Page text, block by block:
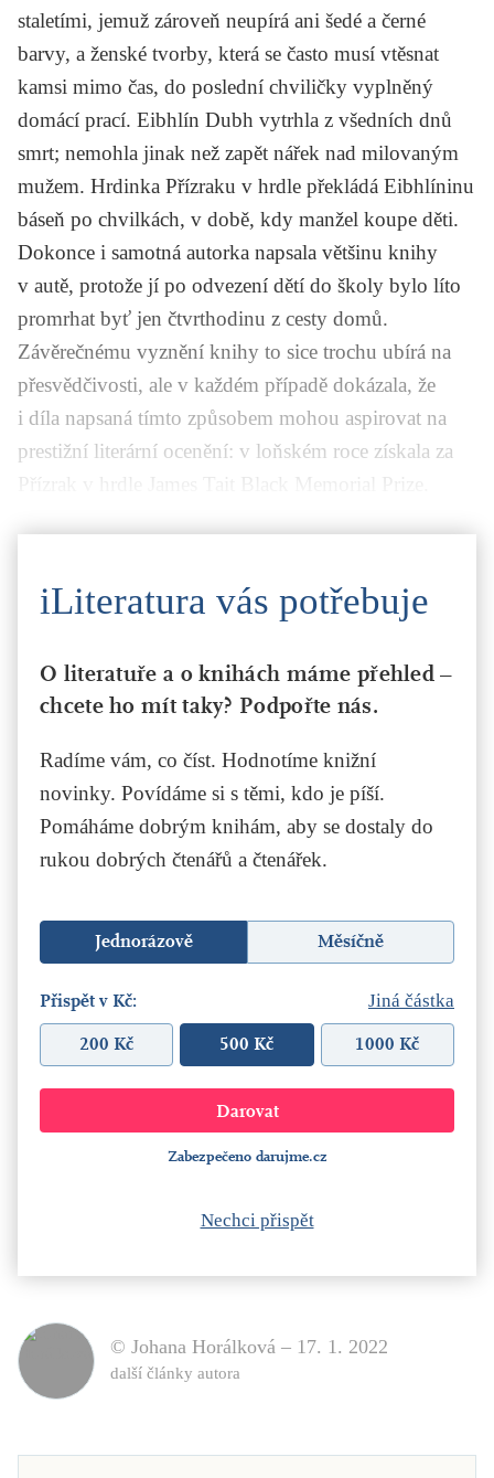
staletími, jemuž zároveň neupírá ani šedé a černé
barvy, a ženské tvorby, která se často musí vtěsnat
kamsi mimo čas, do poslední chviličky vyplněný
domácí prací. Eibhlín Dubh vytrhla z všedních dnů
smrt; nemohla jinak než zapět nářek nad milovaným
mužem. Hrdinka Přízraku v hrdle překládá Eibhlíninu
báseň po chvilkách, v době, kdy manžel koupe děti.
Dokonce i samotná autorka napsala většinu knihy
v autě, protože jí po odvezení dětí do školy bylo líto
promrhat byť jen čtvrthodinu z cesty domů.
Závěrečnému vyznění knihy to sice trochu ubírá na
přesvědčivosti, ale v každém případě dokázala, že
i díla napsaná tímto způsobem mohou aspirovat na
prestižní literární ocenění: v loňském roce získala za
iLiteratura vás potřebuje
O literatuře a o knihách máme přehled –
chcete ho mít taky? Podpořte nás.
Radíme vám, co číst. Hodnotíme knižní
novinky. Povídáme si s těmi, kdo je píší.
Pomáháme dobrým knihám, aby se dostaly do
rukou dobrých čtenářů a čtenářek.
Jednorázově Měsíčně
Přispět v Kč: Jiná částka
200 Kč 500 Kč 1000 Kč
Zabezpečeno darujme.cz
Nechci přispět
© Johana Horálková – 17. 1. 2022
další články autora